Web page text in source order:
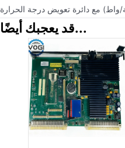
قد يعجبك أيضًا...